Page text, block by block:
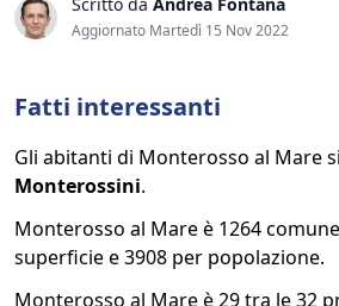
Aggiornato Martedì 15 Nov 2022
Fatti interessanti
Gli abitanti di Monterosso al Mare
Monterossini.
Monterosso al Mare è 1264
superficie e 3908 per popolazione.
Monterosso al Mare è 29 tra le 32